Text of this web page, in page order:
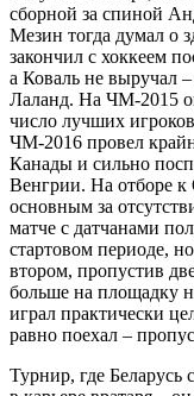
сборной за спиной
Мезин тогда думал о
закончил с хоккеем
а Коваль не выручал
Лаланд. На ЧМ-2015
число лучших
ЧМ-2016 провел
Канады и сильно
Венгрии. На отборе к
основным за
матче с датчанами
стартовом периоде,
втором, пропустив
больше на площадку
играл практически
равно поехал –
Турнир, где Беларусь